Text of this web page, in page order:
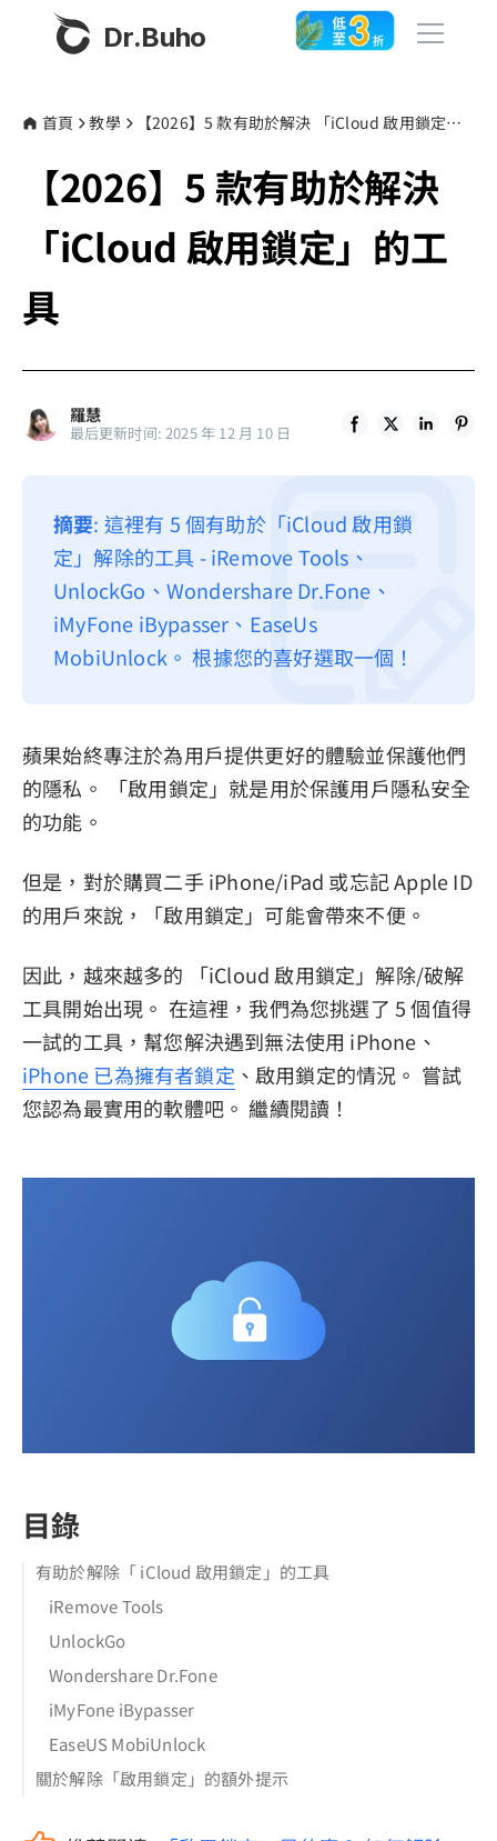
Dr.Buho
產品
BuhoCleaner
BuhoUnlocker
BuhoLaunchpad
商店
部落格
更多
隱私權政策
服務條款
退款政策
首頁 教學 【2026】5 款有助於解決 「iCloud 啟用鎖定」的工具
【2026】5 款有助於解決
「iCloud 啟用鎖定」的工
具
羅慧
最后更新时间: 2025 年 12 月 10 日
摘要: 這裡有 5 個有助於「iCloud 啟用鎖
定」解除的工具 - iRemove Tools、
UnlockGo、Wondershare Dr.Fone、
iMyFone iBypasser、EaseUs
MobiUnlock。 根據您的喜好選取一個！
蘋果始終專注於為用戶提供更好的體驗並保護他們
的隱私。 「啟用鎖定」就是用於保護用戶隱私安全
的功能。
但是，對於購買二手 iPhone/iPad 或忘記 Apple ID
的用戶來說，「啟用鎖定」可能會帶來不便。
因此，越來越多的 「iCloud 啟用鎖定」解除/破解
工具開始出現。 在這裡，我們為您挑選了 5 個值得
一試的工具，幫您解決遇到無法使用 iPhone、
iPhone 已為擁有者鎖定 、啟用鎖定的情況。 嘗試
您認為最實用的軟體吧。 繼續閱讀！
目錄
有助於解除「 iCloud 啟用鎖定」的工具
iRemove Tools
UnlockGo
Wondershare Dr.Fone
iMyFone iBypasser
EaseUS MobiUnlock
關於解除「啟用鎖定」的額外提示